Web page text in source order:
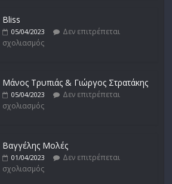
Bliss
05/04/2023
Δεν επιτρέπεται
σχολιασμός
Μάνος Τρυπιάς & Γιώργος Στρατάκης
05/04/2023
Δεν επιτρέπεται
σχολιασμός
Βαγγέλης Μολές
01/04/2023
Δεν επιτρέπεται
σχολιασμός